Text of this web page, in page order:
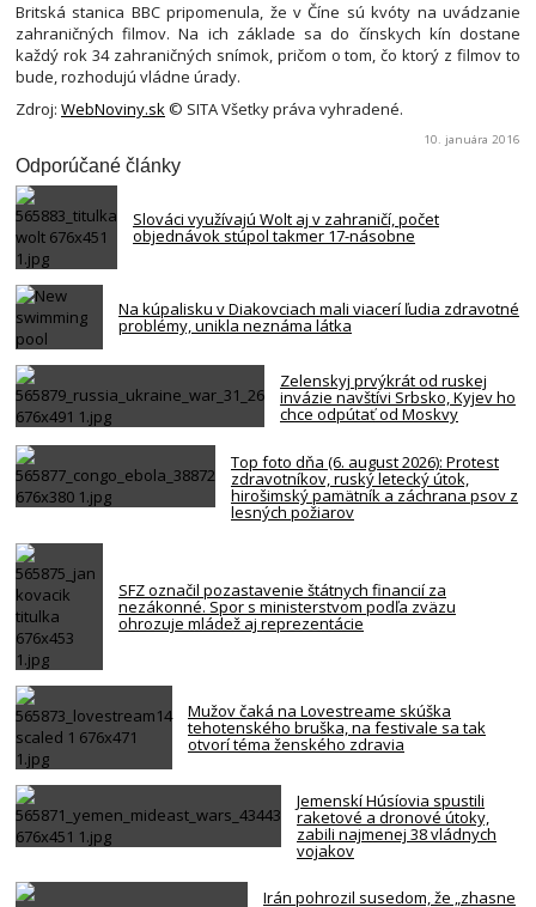
Britská stanica BBC pripomenula, že v Číne sú kvóty na uvádzanie
zahraničných filmov. Na ich základe sa do čínskych kín dostane
každý rok 34 zahraničných snímok, pričom o tom, čo ktorý z filmov to
bude, rozhodujú vládne úrady.
Zdroj: WebNoviny.sk © SITA Všetky práva vyhradené.
10. januára 2016
Odporúčané články
Slováci využívajú Wolt aj v zahraničí, počet
objednávok stúpol takmer 17-násobne
Na kúpalisku v Diakovciach mali viacerí ľudia zdravotné
problémy, unikla neznáma látka
Zelenskyj prvýkrát od ruskej
invázie navštívi Srbsko, Kyjev ho
chce odpútať od Moskvy
Top foto dňa (6. august 2026): Protest
zdravotníkov, ruský letecký útok,
hirošimský pamätník a záchrana psov z
lesných požiarov
SFZ označil pozastavenie štátnych financií za
nezákonné. Spor s ministerstvom podľa zväzu
ohrozuje mládež aj reprezentácie
Mužov čaká na Lovestreame skúška
tehotenského bruška, na festivale sa tak
otvorí téma ženského zdravia
Jemenskí Húsíovia spustili
raketové a dronové útoky,
zabili najmenej 38 vládnych
vojakov
Irán pohrozil susedom, že „zhasne